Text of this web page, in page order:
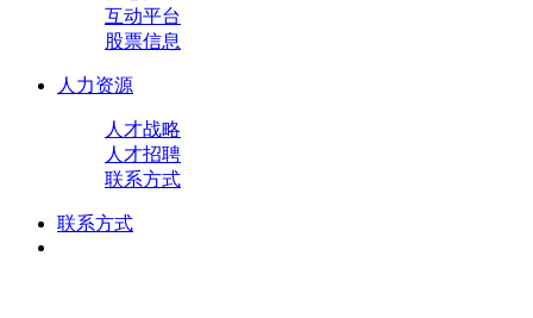
互动平台
股票信息
人力资源
人才战略
人才招聘
联系方式
联系方式